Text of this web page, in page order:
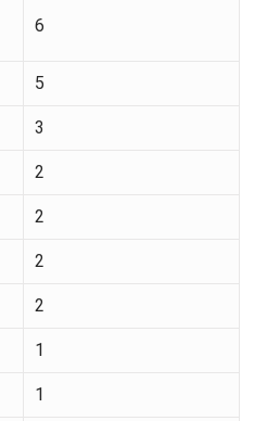
6
5
3
2
2
2
2
1
1